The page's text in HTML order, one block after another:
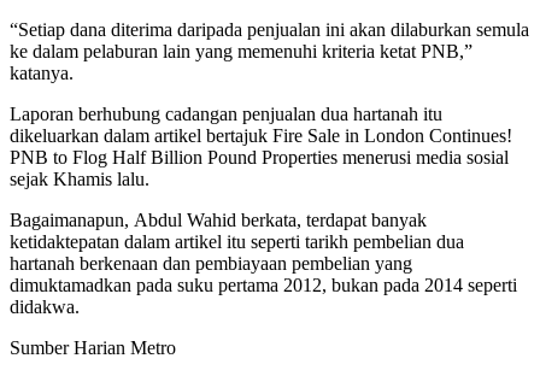
“Setiap dana diterima daripada penjualan ini akan dilaburkan semula
ke dalam pelaburan lain yang memenuhi kriteria ketat PNB,”
katanya.
Laporan berhubung cadangan penjualan dua hartanah itu
dikeluarkan dalam artikel bertajuk Fire Sale in London Continues!
PNB to Flog Half Billion Pound Properties menerusi media sosial
sejak Khamis lalu.
Bagaimanapun, Abdul Wahid berkata, terdapat banyak
ketidaktepatan dalam artikel itu seperti tarikh pembelian dua
hartanah berkenaan dan pembiayaan pembelian yang
dimuktamadkan pada suku pertama 2012, bukan pada 2014 seperti
didakwa.
Sumber Harian Metro